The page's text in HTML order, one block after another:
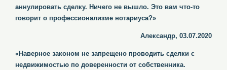
аннулировать сделку. Ничего не вышло. Это вам что-то
говорит о профессионализме нотариуса?»
Александр, 03.07.2020
«Наверное законом не запрещено проводить сделки с
недвижимостью по доверенности от собственника.